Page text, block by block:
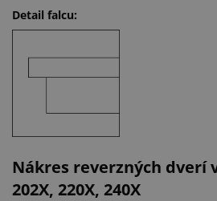
Detail falcu:
Nákres reverzných dverí
202X, 220X, 240X